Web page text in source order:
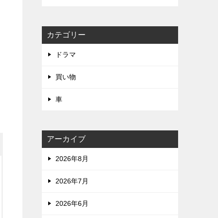
カテゴリー
ドラマ
買い物
車
アーカイブ
2026年8月
2026年7月
2026年6月